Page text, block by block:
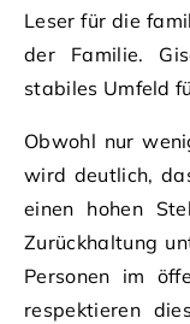
Leser für die
der Familie.
stabiles Umfeld
Obwohl nur
wird deutlich,
einen hohen
Zurückhaltung
Personen im
respektieren